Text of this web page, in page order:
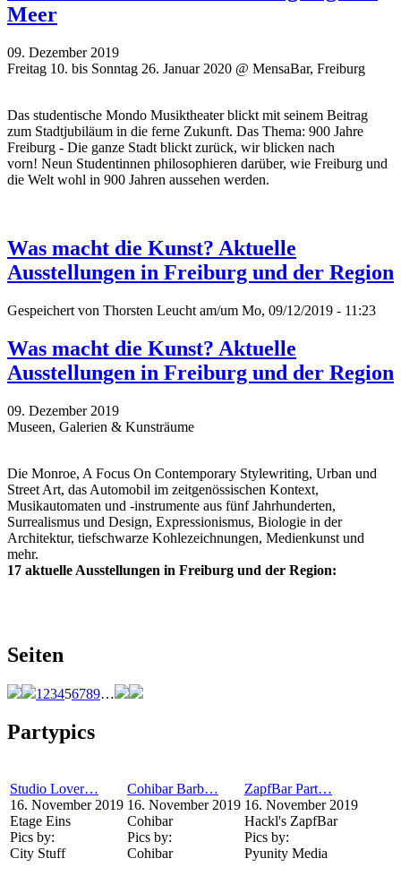
Meer
09. Dezember 2019
Freitag 10. bis Sonntag 26. Januar 2020 @ MensaBar, Freiburg
Das studentische Mondo Musiktheater blickt mit seinem Beitrag
zum Stadtjubiläum in die ferne Zukunft. Das Thema: 900 Jahre
Freiburg - Die ganze Stadt blickt zurück, wir blicken nach
vorn! Neun Studentinnen philosophieren darüber, wie Freiburg und
die Welt wohl in 900 Jahren aussehen werden.
Was macht die Kunst? Aktuelle
Ausstellungen in Freiburg und der Region
Gespeichert von Thorsten Leucht am/um Mo, 09/12/2019 - 11:23
Was macht die Kunst? Aktuelle
Ausstellungen in Freiburg und der Region
09. Dezember 2019
Museen, Galerien & Kunsträume
Die Monroe, A Focus On Contemporary Stylewriting, Urban und
Street Art, das Automobil im zeitgenössischen Kontext,
Musikautomaten und -instrumente aus fünf Jahrhunderten,
Surrealismus und Design, Expressionismus, Biologie in der
Architektur, tiefschwarze Kohlezeichnungen, Medienkunst und
mehr.
17 aktuelle Ausstellungen in Freiburg und der Region:
Seiten
123456789…
Partypics
Studio Lover…
16. November 2019
Etage Eins
Pics by:
City Stuff
Cohibar Barb…
16. November 2019
Cohibar
Pics by:
Cohibar
ZapfBar Part…
16. November 2019
Hackl's ZapfBar
Pics by:
Pyunity Media